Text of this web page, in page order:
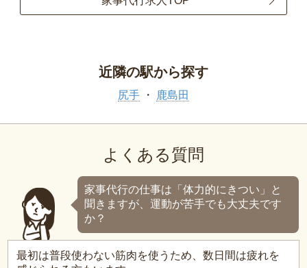
近隣の駅から探す
尻手 鹿島田
よくある質問
家事代行の仕事は「体力的にきつい」と
聞きますが、運動が苦手でも大丈夫です
か？
最初は普段使わない筋肉を使うため、数日間は疲れを